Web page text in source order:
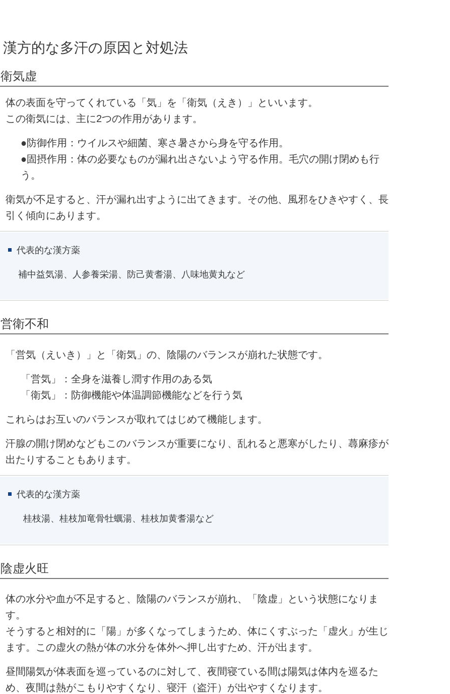
漢方的な多汗の原因と対処法
衛気虚
体の表面を守ってくれている「気」を「衛気（えき）」といいます。
この衛気には、主に2つの作用があります。
●防御作用：ウイルスや細菌、寒さ暑さから身を守る作用。
●固摂作用：体の必要なものが漏れ出さないよう守る作用。毛穴の開け閉めも行
う。
衛気が不足すると、汗が漏れ出すように出てきます。その他、風邪をひきやすく、長
引く傾向にあります。
代表的な漢方薬
補中益気湯、人参養栄湯、防己黄耆湯、八味地黄丸など
営衛不和
「営気（えいき）」と「衛気」の、陰陽のバランスが崩れた状態です。
「営気」：全身を滋養し潤す作用のある気
「衛気」：防御機能や体温調節機能などを行う気
これらはお互いのバランスが取れてはじめて機能します。
汗腺の開け閉めなどもこのバランスが重要になり、乱れると悪寒がしたり、蕁麻疹が
出たりすることもあります。
代表的な漢方薬
桂枝湯、桂枝加竜骨牡蠣湯、桂枝加黄耆湯など
陰虚火旺
体の水分や血が不足すると、陰陽のバランスが崩れ、「陰虚」という状態になりま
す。
そうすると相対的に「陽」が多くなってしまうため、体にくすぶった「虚火」が生じ
ます。この虚火の熱が体の水分を体外へ押し出すため、汗が出ます。
昼間陽気が体表面を巡っているのに対して、夜間寝ている間は陽気は体内を巡るた
め、夜間は熱がこもりやすくなり、寝汗（盗汗）が出やすくなります。